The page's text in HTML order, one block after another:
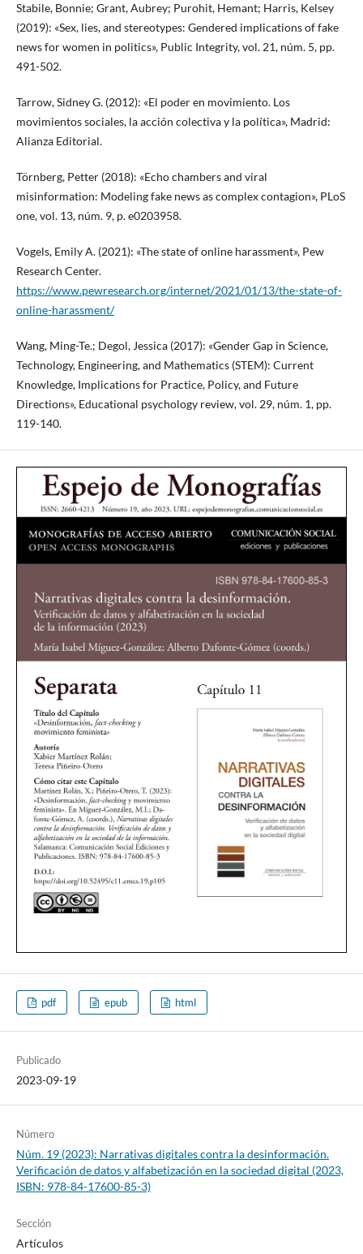
Stabile, Bonnie; Grant, Aubrey; Purohit, Hemant; Harris, Kelsey
(2019): «Sex, lies, and stereotypes: Gendered implications of fake
news for women in politics», Public Integrity, vol. 21, núm. 5, pp.
491-502.
Tarrow, Sidney G. (2012): «El poder en movimiento. Los
movimientos sociales, la acción colectiva y la política», Madrid:
Alianza Editorial.
Törnberg, Petter (2018): «Echo chambers and viral
misinformation: Modeling fake news as complex contagion», PLoS
one, vol. 13, núm. 9, p. e0203958.
Vogels, Emily A. (2021): «The state of online harassment», Pew
Research Center.
https://www.pewresearch.org/internet/2021/01/13/the-state-of-
online-harassment/
Wang, Ming-Te.; Degol, Jessica (2017): «Gender Gap in Science,
Technology, Engineering, and Mathematics (STEM): Current
Knowledge, Implications for Practice, Policy, and Future
Directions», Educational psychology review, vol. 29, núm. 1, pp.
119-140.
pdf epub html
Publicado
2023-09-19
Número
Núm. 19 (2023): Narrativas digitales contra la desinformación.
Verificación de datos y alfabetización en la sociedad digital (2023,
ISBN: 978-84-17600-85-3)
Sección
Artículos